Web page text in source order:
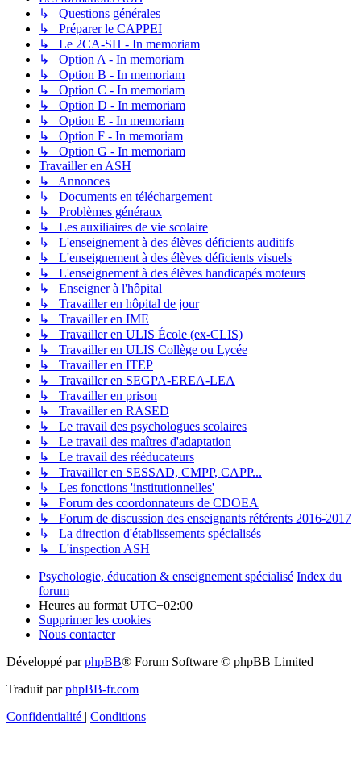
↳ Questions générales
↳ Préparer le CAPPEI
↳ Le 2CA-SH - In memoriam
↳ Option A - In memoriam
↳ Option B - In memoriam
↳ Option C - In memoriam
↳ Option D - In memoriam
↳ Option E - In memoriam
↳ Option F - In memoriam
↳ Option G - In memoriam
Travailler en ASH
↳ Annonces
↳ Documents en téléchargement
↳ Problèmes généraux
↳ Les auxiliaires de vie scolaire
↳ L'enseignement à des élèves déficients auditifs
↳ L'enseignement à des élèves déficients visuels
↳ L'enseignement à des élèves handicapés moteurs
↳ Enseigner à l'hôpital
↳ Travailler en hôpital de jour
↳ Travailler en IME
↳ Travailler en ULIS École (ex-CLIS)
↳ Travailler en ULIS Collège ou Lycée
↳ Travailler en ITEP
↳ Travailler en SEGPA-EREA-LEA
↳ Travailler en prison
↳ Travailler en RASED
↳ Le travail des psychologues scolaires
↳ Le travail des maîtres d'adaptation
↳ Le travail des rééducateurs
↳ Travailler en SESSAD, CMPP, CAPP...
↳ Les fonctions 'institutionnelles'
↳ Forum des coordonnateurs de CDOEA
↳ Forum de discussion des enseignants référents 2016-2017
↳ La direction d'établissements spécialisés
↳ L'inspection ASH
Psychologie, éducation & enseignement spécialisé Index du
forum
Heures au format UTC+02:00
Supprimer les cookies
Nous contacter
Développé parphpBB® Forum Software © phpBB Limited
Traduit parphpBB-fr.com
Confidentialité | Conditions